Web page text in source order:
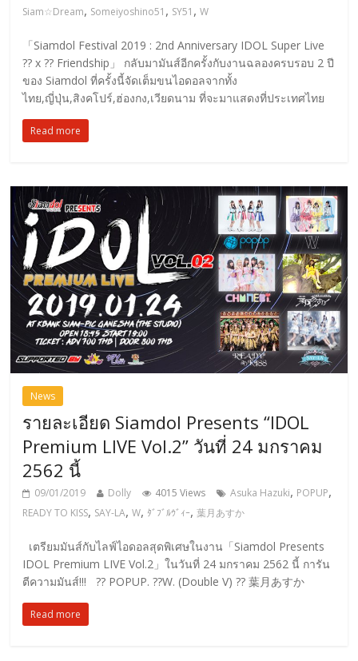
Siam☆Dream, Someiyoshino51 , SY51 ,W
「Siamdol Festival 2019 : 2nd Anniversary IDOL Super Live
?? x ?? Friendship」 กลับมามันส์อีกครั้งกับงานฉลองครบรอบ 2 ปี
ของ Siamdol ที่ครั้งนี้จัดเต็มขนไอดอลจากทั้ง
ไทย,ญี่ปุ่น,สิงคโปร์,ฮ่องกง,เวียดนาม ที่จะมาแสดงที่ประเทศไทย
Read more
News
รายละเอียด Siamdol Presents “IDOL
Premium LIVE Vol.2” วันที่ 24 มกราคม
2562 นี้
09/01/2019 Dolly 4015 Views Asuka Hazuki, POPUP,
READY TO KISS, SAY-LA,W, ﾀﾞﾌﾞﾙｳﾞｨｰ,葉月あすか
เตรียมมันส์กับไลฟ์ไอดอลสุดพิเศษในงาน「Siamdol Presents
IDOL Premium LIVE Vol.2」ในวันที่ 24 มกราคม 2562 นี้ การัน
ตีความมันส์!!! ?? POPUP. ??W. (Double V) ?? 葉月あすか
Read more